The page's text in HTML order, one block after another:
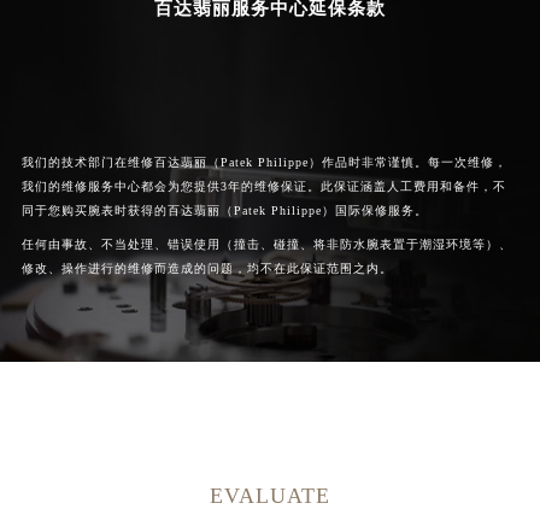
百达翡丽服务中心延保条款
我们的技术部门在维修百达翡丽（Patek Philippe）作品时非常谨慎。每一次维修，
我们的维修服务中心都会为您提供3年的维修保证。此保证涵盖人工费用和备件，不
同于您购买腕表时获得的百达翡丽（Patek Philippe）国际保修服务。
任何由事故、不当处理、错误使用（撞击、碰撞、将非防水腕表置于潮湿环境等）、
修改、操作进行的维修而造成的问题，均不在此保证范围之内。
EVALUATE